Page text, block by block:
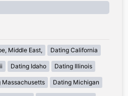
Middle East, Dating California
Dating Idaho Dating Illinois
Massachusetts Dating Michigan